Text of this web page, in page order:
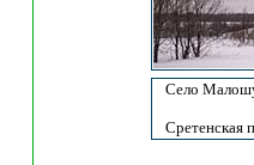
Село
Сретенская